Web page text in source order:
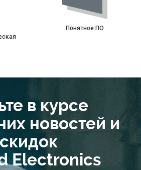
Понятное ПО
в курсе
новостей и
скидок
Electronics